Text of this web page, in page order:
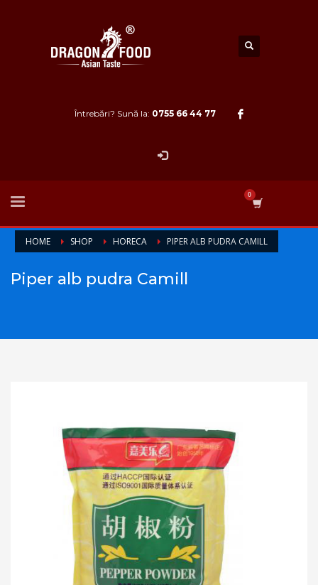
Întrebări? Sună la: 0755 66 44 77
HOME SHOP HORECA PIPER ALB PUDRA CAMILL
Piper alb pudra Camill